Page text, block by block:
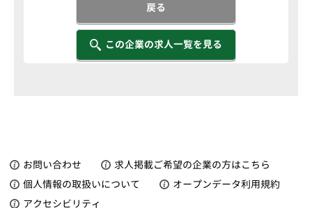
戻る
この企業の求人一覧を見る
お問い合わせ
求人掲載ご希望の企業の方はこちら
個人情報の取扱いについて
オープンデータ利用規約
アクセシビリティ